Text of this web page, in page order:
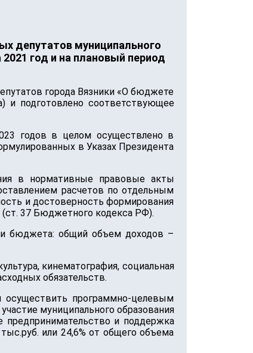
депутатов муниципального
год и на плановый период
города Вязники «О бюджете
и подготовлено соответствующее
годов в целом осуществлено в
в Указах Президента
в нормативные правовые акты
расчетов по отдельным
и достоверность формирования
37 Бюджетного кодекса РФ).
бюджета: общий объем доходов –
кинематография, социальная
обязательств.
осуществить программно-целевым
муниципального образования
предпринимательство и поддержка
или 24,6% от общего объема